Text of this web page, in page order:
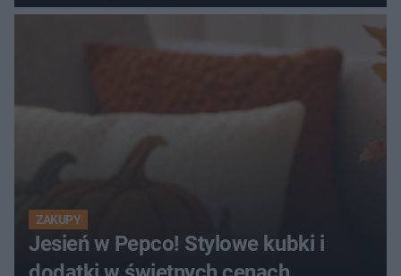
ZAKUPY
Jesień w Pepco! Stylowe kubki i